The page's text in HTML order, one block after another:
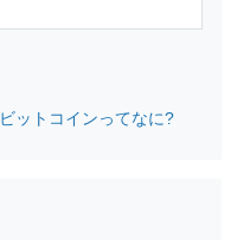
ビットコインってなに?